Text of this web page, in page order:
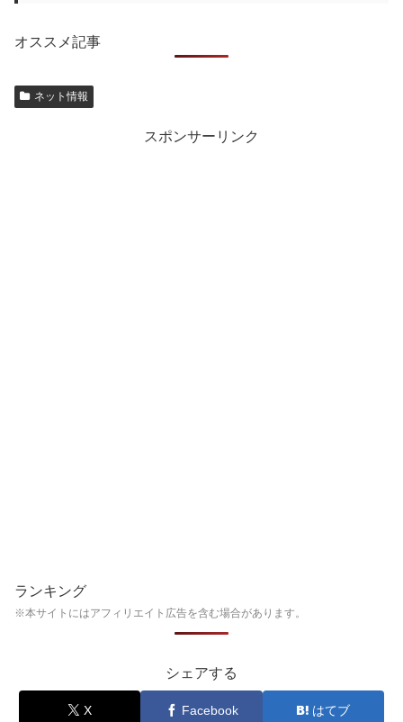
オススメ記事
ネット情報
スポンサーリンク
ランキング
※本サイトにはアフィリエイト広告を含む場合があります。
シェアする
X Facebook はてブ